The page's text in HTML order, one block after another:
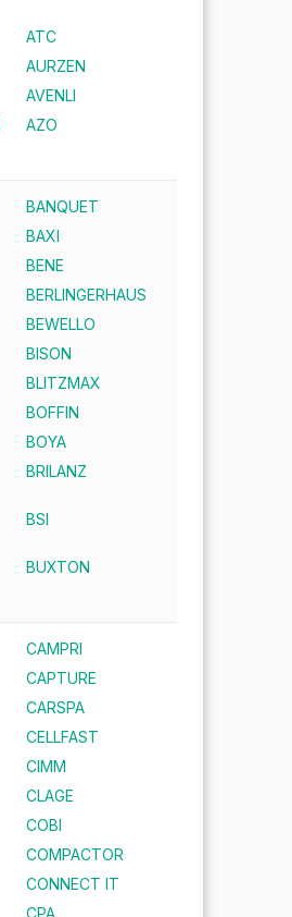
ATC
AURZEN
AVENLI
AZO
BANQUET
BAXI
BENE
BERLINGERHAUS
BEWELLO
BISON
BLITZMAX
BOFFIN
BOYA
BRILANZ
BSI
BUXTON
CAMPRI
CAPTURE
CARSPA
CELLFAST
CIMM
CLAGE
COBI
COMPACTOR
CONNECT IT
CPA